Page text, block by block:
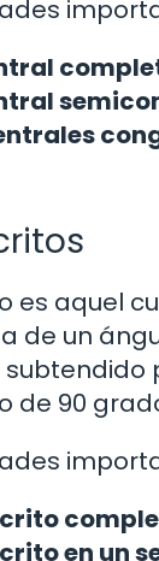
es aquel
de un
de 90
en un